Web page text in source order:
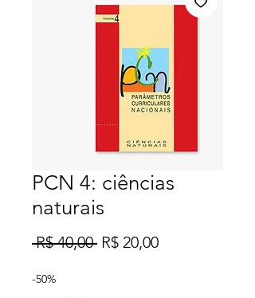
PCN 4: ciências
naturais
R$ 40,00 Preço
R$ 20,00Preço
-50%